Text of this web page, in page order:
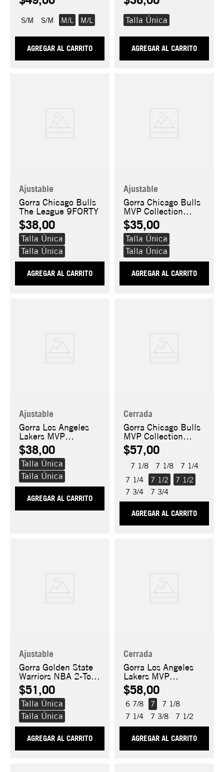
39THIRTY
M/L M/L
S/M S/M
AGREGAR AL CARRITO
Talla Única
AGREGAR AL CARRITO
Ajustable
Gorra Chicago Bulls
The League 9FORTY
$38,00
Talla Única
Talla Única
AGREGAR AL CARRITO
Ajustable
Gorra Chicago Bulls
MVP Collection
9FORTY
$35,00
Talla Única
Talla Única
AGREGAR AL CARRITO
Ajustable
Gorra Los Angeles
Lakers MVP
Collection 9FORTY
$38,00
Talla Única
Talla Única
AGREGAR AL CARRITO
Cerrada
Gorra Chicago Bulls
MVP Collection
59FIFTY
$57,00
7 1/2 7 1/2
7 1/4
7 1/4
7 1/8 7 1/8
7 3/4 7 3/4
AGREGAR AL CARRITO
Ajustable
Gorra Golden State
Warriors NBA 2-Tone
9FIFTY
$51,00
Talla Única
Talla Única
AGREGAR AL CARRITO
Cerrada
Gorra Los Angeles
Lakers MVP
Collection 59FIFTY
$58,00
7
7 1/2
7 1/4
7 1/8
7 3/8
6 7/8
AGREGAR AL CARRITO